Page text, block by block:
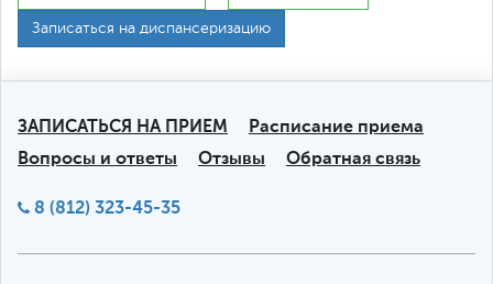
Записаться на диспансеризацию
ЗАПИСАТЬСЯ НА ПРИЕМ
Расписание приема
Вопросы и ответы
Отзывы Обратная связь
8 (812) 323-45-35